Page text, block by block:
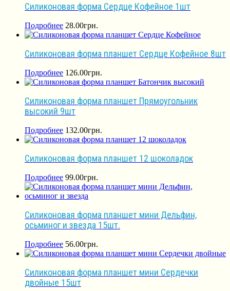
Силиконовая форма Сердце Кофейное 1шт
Подробнее 28.00грн.
Силиконовая форма планшет Сердце Кофейное 8шт
Подробнее 126.00грн.
Силиконовая форма планшет Прямоугольник
высокий 9шт
Подробнее 132.00грн.
Силиконовая форма планшет 12 шоколадок
Подробнее 99.00грн.
Силиконовая форма планшет мини Дельфин,
осьминог и звезда 15шт.
Подробнее 56.00грн.
Силиконовая форма планшет мини Сердечки
двойные 15шт